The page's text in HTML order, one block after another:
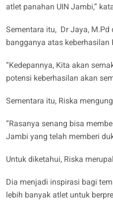
atlet panahan UIN Jambi,”
Sementara itu, Dr Jaya,
bangganya atas keberhasilan
“Kedepannya, Kita akan
potensi keberhasilan akan
Sementara itu, Riska
“Rasanya senang bisa
Jambi yang telah memberi
Untuk diketahui, Riska
Dia menjadi inspirasi bagi
lebih banyak atlet untuk